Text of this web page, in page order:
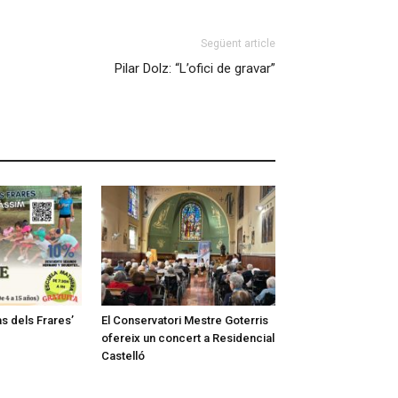
Següent article
Pilar Dolz: “L’ofici de gravar”
dels Frares’
El Conservatori Mestre Goterris
ofereix un concert a Residencial
Castelló